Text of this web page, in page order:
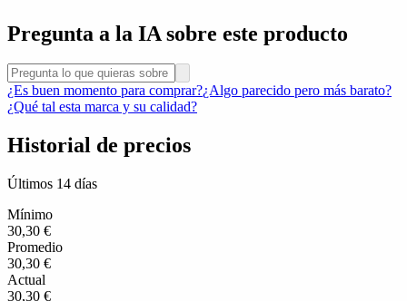
Pregunta a la IA sobre este producto
¿Es buen momento para comprar?¿Algo parecido pero más barato?
¿Qué tal esta marca y su calidad?
Historial de precios
Últimos 14 días
Mínimo
30,30 €
Promedio
30,30 €
Actual
30,30 €